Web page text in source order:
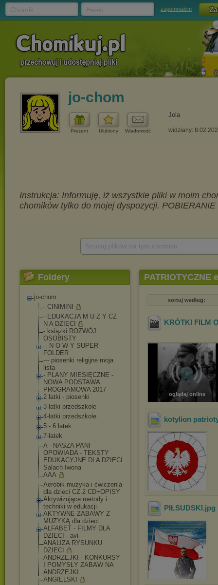
zapomniałem
jo-chom
Prezent Ulubiony Wiadomość
Jola
widziany:
Foldery
jo-chom
- CINIMINI
- EDUKACJA M U Z Y CZ
N A DZIECI
- książki ROZWÓJ
OSOBISTY
-- N O W Y SUPER
FOLDER
--- piosenki religijne moja
lista
- PLANY MIESIĘCZNE -
NOWA PODSTAWA
PROGRAMOWA 2017
2 latki - piosenki
3-latki przedszkole
4-latki przedszkole
5 - 6 latek
7-latek
A - NASZA PANI
OPOWIADA - TEKSTY
EDUKACYJNE DLA DZIECI
Salach Iwona
AAA
Aerobik muzyka i ćwiczenia
dla dzieci CZ.2 CD+OPISY
Aktywizujące metody i
techniki w edukacji
AKTYWNE ZABAWY Z
MUZYKĄ dla dzieci
ALFABET - FILMY DLA
DZIECI - avi-
ANALIZA RYSUNKU
DZIECI
ANDRZEJKI - KONKURSY
I POMYSŁY ZABAW NA
ANDRZEJKI
ANGIELSKI
PATRIOTYCZNE
sortuj według:
KRÓTKI FILM
oglądaj online
kotylion
PIŁSUDSKI .jpg